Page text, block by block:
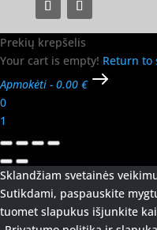
Prekių krepšelis
Your cart is empty! Return to
Apmokėti - 0.00 €
0
1
Sklandžiam svetainės
Sutikdami, paspauskite
tuomet slapukus išjunkite